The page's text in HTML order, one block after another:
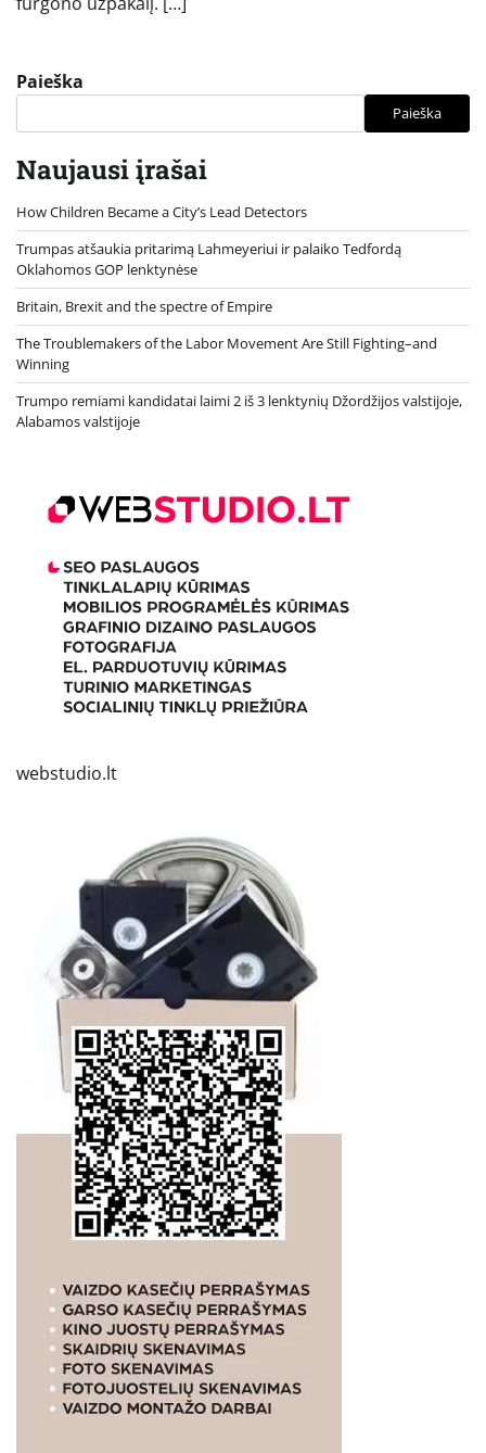
Paieška
Paieška
Naujausi įrašai
How Children Became a City’s Lead Detectors
Trumpas atšaukia pritarimą Lahmeyeriui ir palaiko Tedfordą
Oklahomos GOP lenktynėse
Britain, Brexit and the spectre of Empire
The Troublemakers of the Labor Movement Are Still Fighting–and
Winning
Trumpo remiami kandidatai laimi 2 iš 3 lenktynių Džordžijos valstijoje,
Alabamos valstijoje
webstudio.lt